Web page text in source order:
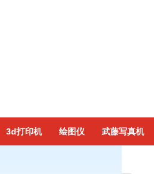
3d打印机 绘图仪 武藤写真机